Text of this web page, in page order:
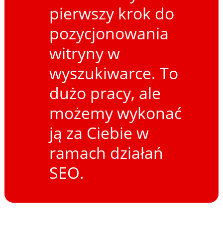
pierwszy krok do
pozycjonowania
witryny w
wyszukiwarce. To
dużo pracy, ale
możemy wykonać
ją za Ciebie w
ramach działań
SEO.